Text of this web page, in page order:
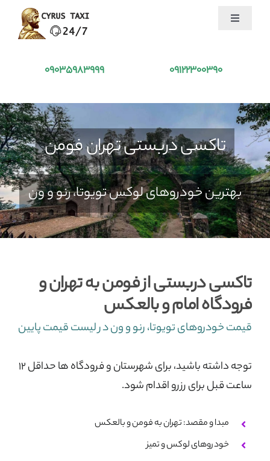
Toggle
خدمات ما
جذب راننده
بلاگ
تماس با ما
09122300390
09035983999
تاکسی دربستی تهران فومن
بهترین خودروهای لوکس تویوتا، رنو و ون
تاکسی دربستی از فومن به تهران و
فرودگاه امام و بالعکس
قیمت خودروهای تویوتا، رنو و ون در لیست قیمت پایین
توجه داشته باشید، برای شهرستان و فرودگاه ها حداقل ۱۲
ساعت قبل برای رزرو اقدام شود.
مبدا و مقصد: تهران به فومن و بالعکس
خودروهای لوکس و تمیز